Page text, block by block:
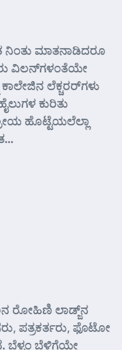
ಮಾತನಾಡಿದರೂ
ವಿಲನ್‌ಗಳಂತೆಯೇ
ಕಾಲೇಜಿನ ಲೆಕ್ಚರರ್‌ಗಳು
ಕುರಿತು
ಹೊಟ್ಟೆಯಲೆಲ್ಲಾ
ರೋಹಿಣಿ ಲಾಡ್ಜ್‌ನ
ಪತ್ರಕರ್ತರು, ಫೊಟೋ
ಬೆಳಿಗ್ಗೆಯೇ